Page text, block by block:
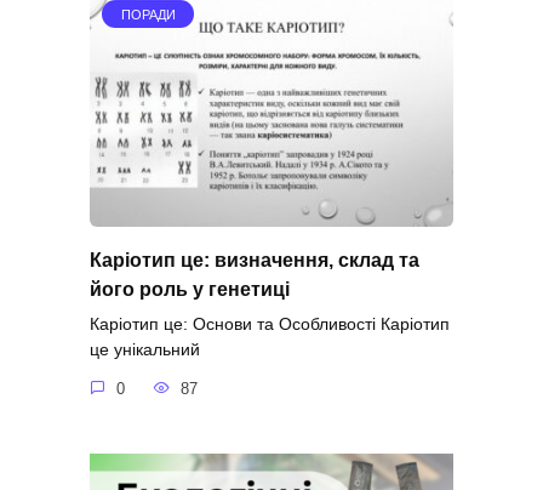
ПОРАДИ
Каріотип це: визначення, склад та
його роль у генетиці
Каріотип це: Основи та Особливості Каріотип
це унікальний
0 87